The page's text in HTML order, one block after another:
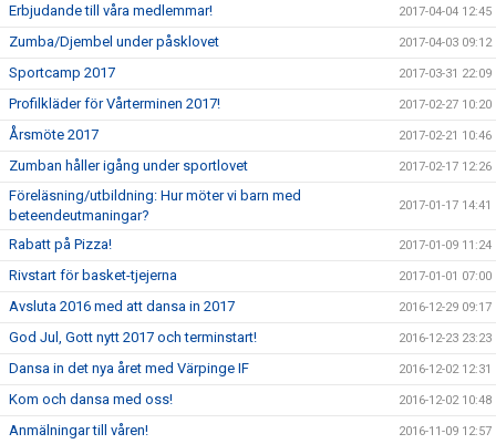
Erbjudande till våra medlemmar! 2017-04-04 12:45
Zumba/Djembel under påsklovet 2017-04-03 09:12
Sportcamp 2017 2017-03-31 22:09
Profilkläder för Vårterminen 2017! 2017-02-27 10:20
Årsmöte 2017 2017-02-21 10:46
Zumban håller igång under sportlovet 2017-02-17 12:26
Föreläsning/utbildning: Hur möter vi barn med
beteendeutmaningar?
2017-01-17 14:41
Rabatt på Pizza! 2017-01-09 11:24
Rivstart för basket-tjejerna 2017-01-01 07:00
Avsluta 2016 med att dansa in 2017 2016-12-29 09:17
God Jul, Gott nytt 2017 och terminstart! 2016-12-23 23:23
Dansa in det nya året med Värpinge IF 2016-12-02 12:31
Kom och dansa med oss! 2016-12-02 10:48
Anmälningar till våren! 2016-11-09 12:57